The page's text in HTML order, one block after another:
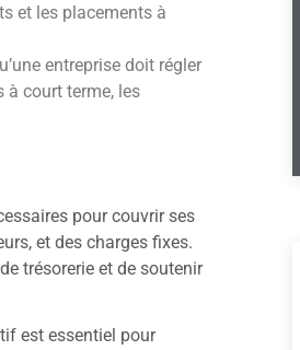
et les placements à
entreprise doit régler
à court terme, les
pour couvrir ses
et des charges fixes.
trésorerie et de soutenir
est essentiel pour